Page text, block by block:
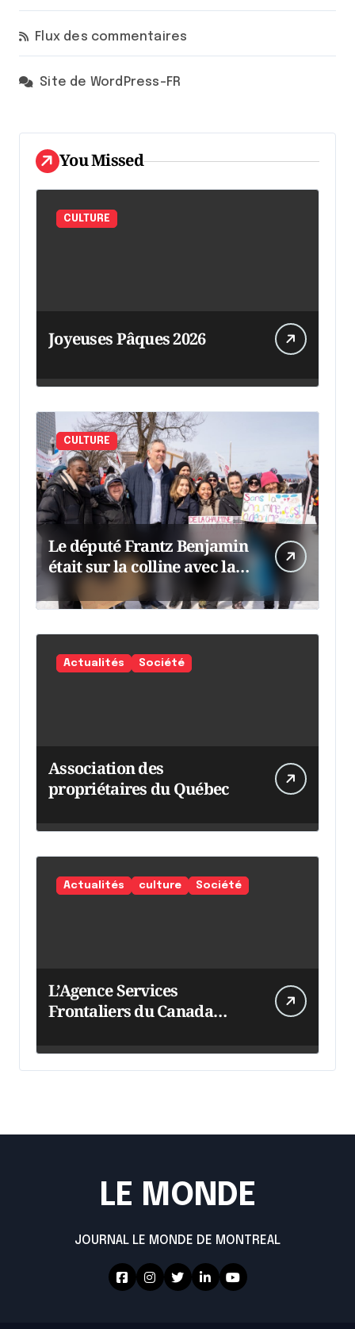
Flux des commentaires
Site de WordPress-FR
You Missed
CULTURE
Joyeuses Pâques 2026
CULTURE
Le député Frantz Benjamin
était sur la colline avec la
chaumine
Actualités Société
Association des
propriétaires du Québec
Actualités culture Société
L’Agence Services
Frontaliers du Canada
LE MONDE
JOURNAL LE MONDE DE MONTREAL